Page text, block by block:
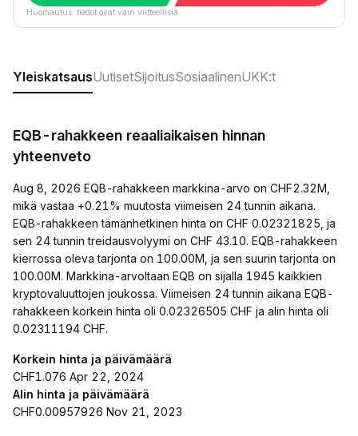
Huomautus: tiedot ovat vain viitteellisiä.
YleiskatsausUutisetSijoitusSosiaalinenUKK:t
EQB-rahakkeen reaaliaikaisen hinnan
yhteenveto
Aug 8, 2026 EQB-rahakkeen markkina-arvo on CHF2.32M,
mikä vastaa +0.21% muutosta viimeisen 24 tunnin aikana.
EQB-rahakkeen tämänhetkinen hinta on CHF 0.02321825, ja
sen 24 tunnin treidausvolyymi on CHF 43.10. EQB-rahakkeen
kierrossa oleva tarjonta on 100.00M, ja sen suurin tarjonta on
100.00M. Markkina-arvoltaan EQB on sijalla 1945 kaikkien
kryptovaluuttojen joukossa. Viimeisen 24 tunnin aikana EQB-
rahakkeen korkein hinta oli 0.02326505 CHF ja alin hinta oli
0.02311194 CHF.
Korkein hinta ja päivämäärä
CHF1.076 Apr 22, 2024
Alin hinta ja päivämäärä
CHF0.00957926 Nov 21, 2023